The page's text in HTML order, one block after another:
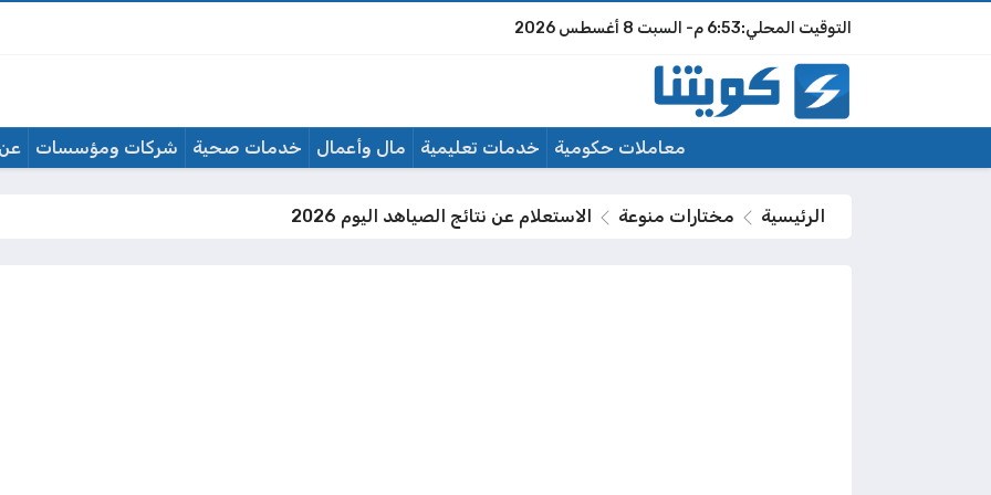
6:53 م السبت 8 أغسطس 2026
معاملات حكومية خدمات تعليمية مال وأعمال خدمات صحية شركات ومؤسسات
الرئيسية مختارات منوعة الاستعلام عن نتائج الصياهد اليوم 2026